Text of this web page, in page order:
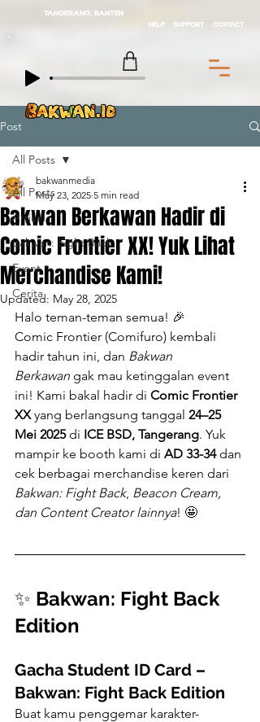
HELP SUPPORT CONTACT
TANGERANG, BANTEN
Post
All Posts
Artikel
Bakwan: Fight Back
Event
Cerita
All Posts
Bakwan Berkawan Hadir di
Comic Frontier XX! Yuk Lihat
Merchandise Kami!
bakwanmedia
May 23, 2025 5 min read
Updated: May 28, 2025
Halo teman-teman semua! 🎉
Comic Frontier (Comifuro) kembali
hadir tahun ini, dan Bakwan
Berkawan gak mau ketinggalan event
ini! Kami bakal hadir di Comic Frontier
XX yang berlangsung tanggal 24–25
Mei 2025 di ICE BSD, Tangerang. Yuk
mampir ke booth kami di AD 33-34 dan
cek berbagai merchandise keren dari
Bakwan: Fight Back, Beacon Cream,
dan Content Creator lainnya! 🤩
✨ Bakwan: Fight Back
Edition
Gacha Student ID Card –
Bakwan: Fight Back Edition
Buat kamu penggemar karakter-